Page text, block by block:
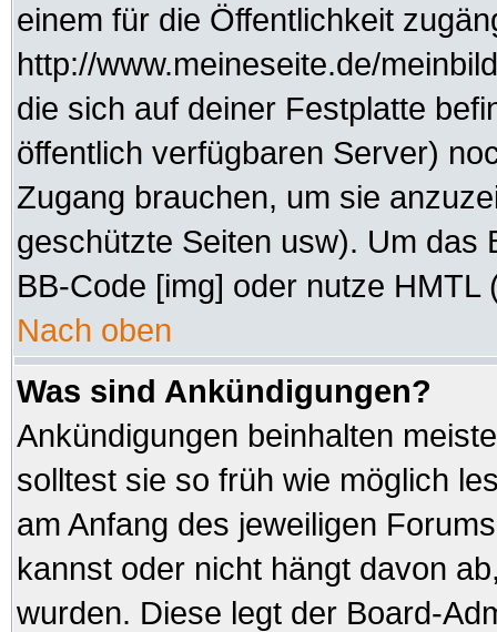
einem für die Öffentlichkeit
http://www.meineseite.de/
die sich auf deiner Festplatte
öffentlich verfügbaren Server)
Zugang brauchen, um sie
geschützte Seiten usw). Um das
BB-Code [img] oder nutze HMTL
Nach oben
Was sind Ankündigungen?
Ankündigungen beinhalten
solltest sie so früh wie möglich
am Anfang des jeweiligen
kannst oder nicht hängt davon
wurden. Diese legt der Board-